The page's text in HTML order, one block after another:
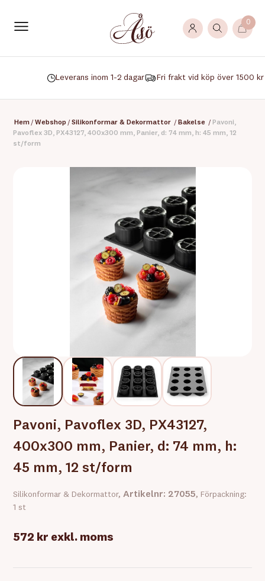
0
Leverans inom 1-2 dagar Fri frakt vid köp över 1500 kr
Hem / Webshop / Silikonformar & Dekormattor / Bakelse / Pavoni,
Pavoflex 3D, PX43127, 400x300 mm, Panier, d: 74 mm, h: 45 mm, 12
st/form
Pavoni, Pavoflex 3D, PX43127,
400x300 mm, Panier, d: 74 mm, h:
45 mm, 12 st/form
Silikonformar & Dekormattor,Artikelnr: 27055, Förpackning:
1 st
572 kr exkl. moms